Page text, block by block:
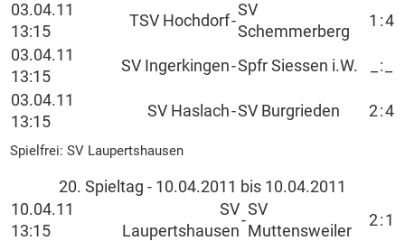
03.04.11
13:15
TSV Hochdorf-
SV
Schemmerberg
1 :4
03.04.11
13:15
SV Ingerkingen-Spfr Siessen i.W. :
03.04.11
13:15
SV Haslach-SV Burgrieden 2:4
Spielfrei: SV Laupertshausen
20. Spieltag - 10.04.2011 bis 10.04.2011
10.04.11
13:15
SV
Laupertshausen
-
SV
Muttensweiler
2: 1